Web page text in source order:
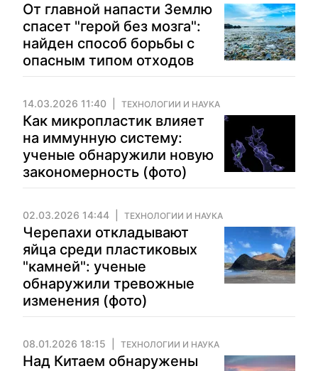
От главной напасти Землю
спасет "герой без мозга":
найден способ борьбы с
опасным типом отходов
14.03.2026 11:40 ТЕХНОЛОГИИ И НАУКА
Как микропластик влияет
на иммунную систему:
ученые обнаружили новую
закономерность (фото)
02.03.2026 14:44 ТЕХНОЛОГИИ И НАУКА
Черепахи откладывают
яйца среди пластиковых
"камней": ученые
обнаружили тревожные
изменения (фото)
08.01.2026 18:15 ТЕХНОЛОГИИ И НАУКА
Над Китаем обнаружены